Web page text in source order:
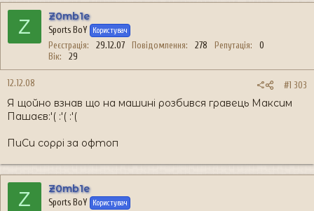
Z Z0mb1e
Sports BoY Користувач
Реєстрація 29.12.07 Повідомлення 278 Репутація
0
Вік
29
12.12.08 #1 303
Я щойно взнав що на машині розбився гравець Максим
Пашаєв:'( :'( :'(
ПиСи соррі за офтоп
Z Z0mb1e
Sports BoY Користувач